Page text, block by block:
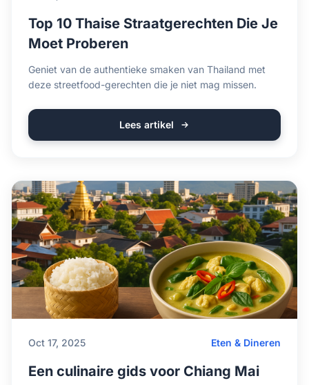
Top 10 Thaise Straatgerechten Die Je
Moet Proberen
Geniet van de authentieke smaken van Thailand met
deze streetfood-gerechten die je niet mag missen.
Lees artikel
Oct 17, 2025 Eten & Dineren
Een culinaire gids voor Chiang Mai